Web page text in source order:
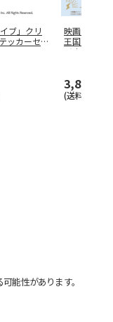
ブ」クリ
ッカーセ
映画「すみ
王国とふた
ジナルフ
3,850円
(送料別・税
能性があります。